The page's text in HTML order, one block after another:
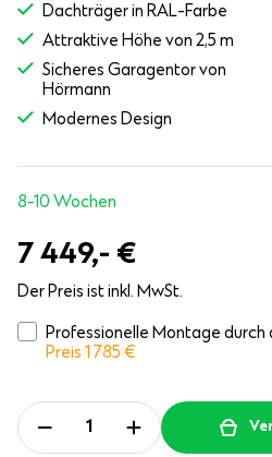
Dachträger in RAL-Farbe
Attraktive Höhe von 2,5 m
Sicheres Garagentor von
Hörmann
Modernes Design
8-10 Wochen
7 449,- €
Der Preis ist inkl. MwSt.
Professionelle Montage
Preis 1 785 €